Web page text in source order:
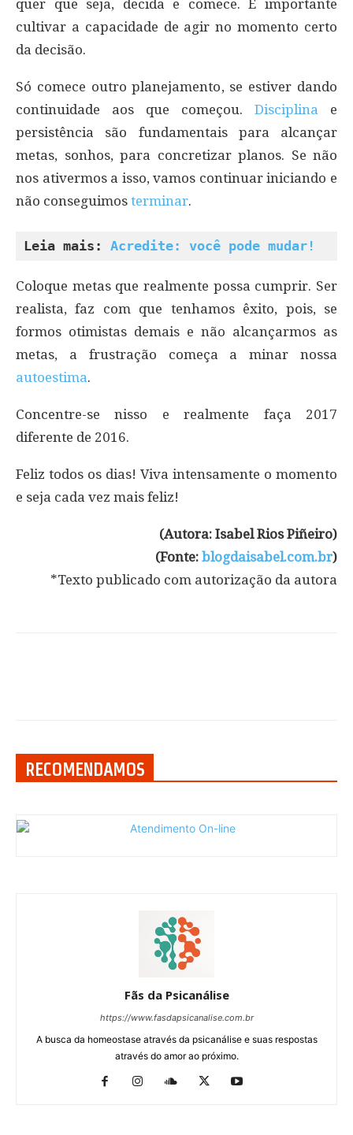
quer que seja, decida e comece. É importante
cultivar a capacidade de agir no momento certo
da decisão.
Só comece outro planejamento, se estiver dando
continuidade aos que começou. Disciplina e
persistência são fundamentais para alcançar
metas, sonhos, para concretizar planos. Se não
nos ativermos a isso, vamos continuar iniciando e
não conseguimos terminar.
Leia mais: Acredite: você pode mudar!
Coloque metas que realmente possa cumprir. Ser
realista, faz com que tenhamos êxito, pois, se
formos otimistas demais e não alcançarmos as
metas, a frustração começa a minar nossa
autoestima.
Concentre-se nisso e realmente faça 2017
diferente de 2016.
Feliz todos os dias! Viva intensamente o momento
e seja cada vez mais feliz!
(Autora: Isabel Rios Piñeiro)
(Fonte: blogdaisabel.com.br)
*Texto publicado com autorização da autora
RECOMENDAMOS
Fãs da Psicanálise
https://www.fasdapsicanalise.com.br
A busca da homeostase através da psicanálise e suas respostas
através do amor ao próximo.